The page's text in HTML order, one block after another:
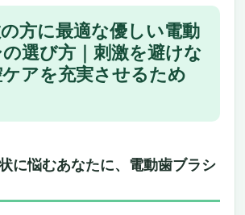
動歯ブラシが“刺さる”人、“合わな
しれない人
方に最適な優しい電動歯ブラシを探
なたへ パナソニック ドルツ 最上位
で、歯茎も心も癒される一台
験。Bluetoothで自分仕様にカスタ
には特におすすめ／逆にこういう人
方に最適な優しい電動
選び方｜刺激を避けな
アを充実させるため
に悩むあなたに、電動歯ブラシ